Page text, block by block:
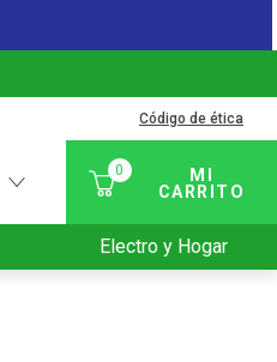
Código de ética
0
Electro y Hogar